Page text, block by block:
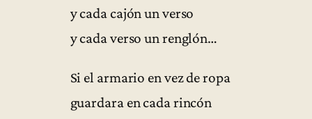
y cada cajón un verso
y cada verso un renglón…
Si el armario en vez de ropa
guardara en cada rincón